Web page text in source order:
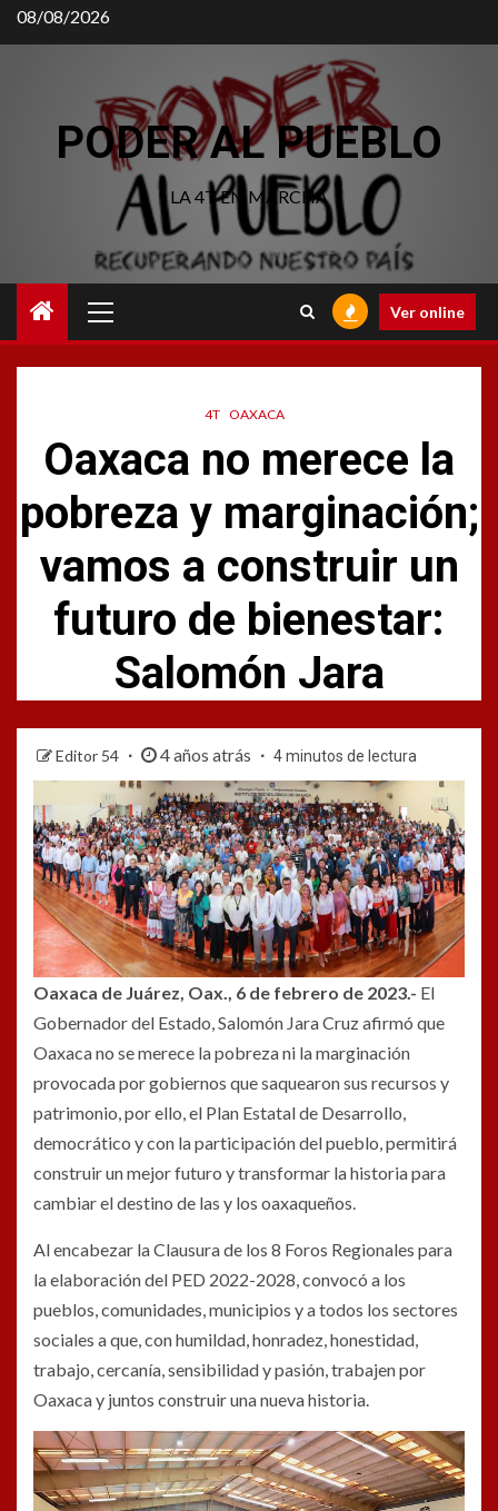
Saltar
al
08/08/2026
PODER AL PUEBLO
LA 4T EN MARCHA
principal
Ver online
4T OAXACA
Oaxaca no merece la
pobreza y marginación;
vamos a construir un
futuro de bienestar:
Salomón Jara
Editor 54 4 años atrás 4 minutos de lectura
Oaxaca de Juárez, Oax., 6 de febrero de 2023.- El
Gobernador del Estado, Salomón Jara Cruz afirmó que
Oaxaca no se merece la pobreza ni la marginación
provocada por gobiernos que saquearon sus recursos y
patrimonio, por ello, el Plan Estatal de Desarrollo,
democrático y con la participación del pueblo, permitirá
construir un mejor futuro y transformar la historia para
cambiar el destino de las y los oaxaqueños.
Al encabezar la Clausura de los 8 Foros Regionales para
la elaboración del PED 2022-2028, convocó a los
pueblos, comunidades, municipios y a todos los sectores
sociales a que, con humildad, honradez, honestidad,
trabajo, cercanía, sensibilidad y pasión, trabajen por
Oaxaca y juntos construir una nueva historia.